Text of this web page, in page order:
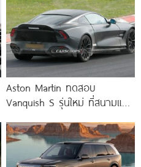
Aston Martin ทดสอบ
Vanquish S รุ่นใหม่ ที่สนามแข่ง
กว่าเดิม